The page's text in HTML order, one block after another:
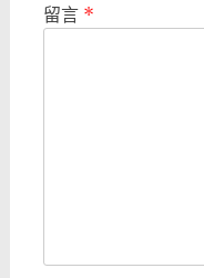
留言 *